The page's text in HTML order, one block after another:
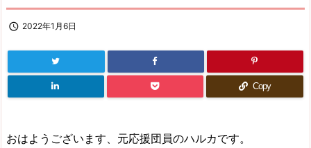
 2022年1月6日
Copy
おはようございます、元応援団員のハルカです。